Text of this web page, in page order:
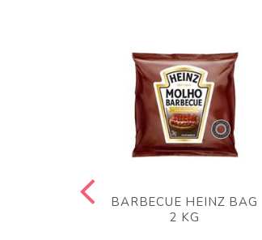
BARBECUE HEINZ BAG
2 KG